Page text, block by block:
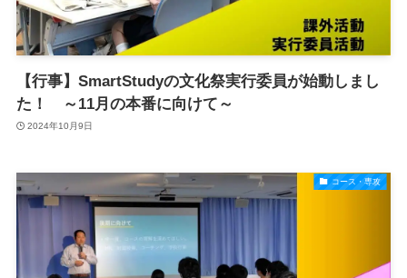
【行事】SmartStudyの文化祭実行委員が始動しまし
た！ ～11月の本番に向けて～
2024年10月9日
コース・専攻